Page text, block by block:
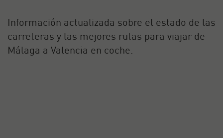
Información actualizada sobre el estado de las
carreteras y las mejores rutas para viajar de
Málaga a Valencia en coche.